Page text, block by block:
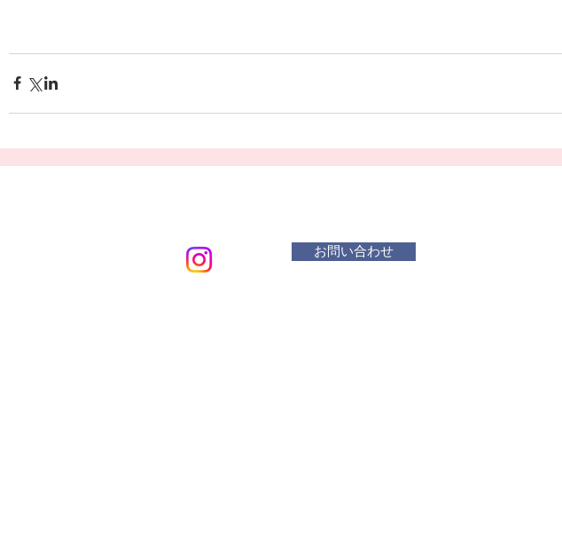
お問い合わせ